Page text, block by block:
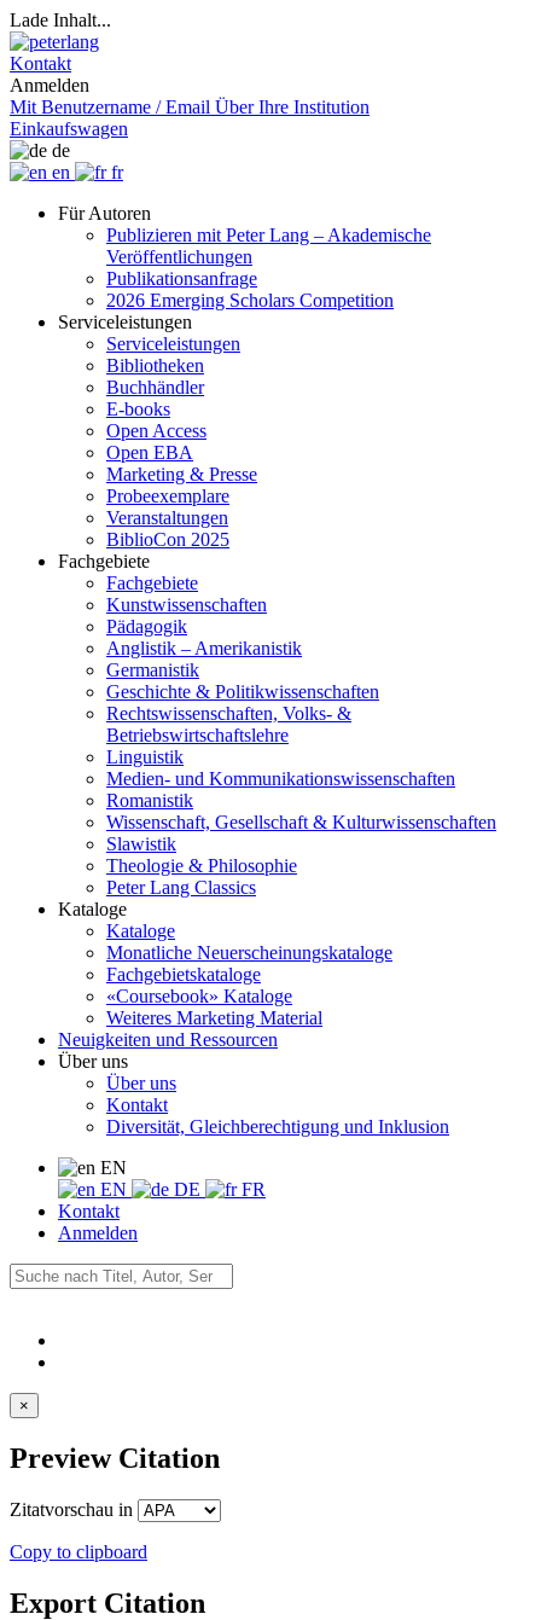
Lade Inhalt...
Kontakt
Anmelden
Mit Benutzername / Email Über Ihre Institution
Einkaufswagen
de
en
fr
Für Autoren
Publizieren mit Peter Lang – Akademische
Veröffentlichungen
Publikationsanfrage
2026 Emerging Scholars Competition
Serviceleistungen
Serviceleistungen
Bibliotheken
Buchhändler
E-books
Open Access
Open EBA
Marketing & Presse
Probeexemplare
Veranstaltungen
BiblioCon 2025
Fachgebiete
Fachgebiete
Kunstwissenschaften
Pädagogik
Anglistik – Amerikanistik
Germanistik
Geschichte & Politikwissenschaften
Rechtswissenschaften, Volks- &
Betriebswirtschaftslehre
Linguistik
Medien- und Kommunikationswissenschaften
Romanistik
Wissenschaft, Gesellschaft & Kulturwissenschaften
Slawistik
Theologie & Philosophie
Peter Lang Classics
Kataloge
Kataloge
Monatliche Neuerscheinungskataloge
Fachgebietskataloge
«Coursebook» Kataloge
Weiteres Marketing Material
Neuigkeiten und Ressourcen
Über uns
Über uns
Kontakt
Diversität, Gleichberechtigung und Inklusion
EN
EN
DE
FR
Kontakt
Anmelden
×
Preview Citation
Zitatvorschau in
Copy to clipboard
Export Citation